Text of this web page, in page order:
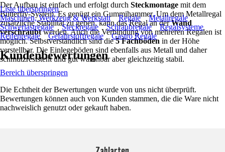
Der Aufbau ist einfach und erfolgt durch Steckmontage mit dem
Butterfly-System. Es genügt ein Gummihammer. Um dem Metallregal
zusätzliche Stabiiltät zu geben, kann das Regal an derWand
verschraubtwerden. Auch die Verbindung von mehreren Regalen ist
möglich. Selbstverständlich sind die5 Fachböden in der Höhe
verstellbar. Die Einlegeböden sind ebenfalls aus Metall und daher
schmutzresistent und gut waschbar aber gleichzeitig stabil.
Liste überspringen
Maschinen, Werkzeug & Werkstatt
Regale
Metallregale
Schwerlastregale
Steckregale Schraubregale
Regalsysteme
Reifenregale
Gefahrstoffregale Gastro Regale
Kundenbewertungen
Bereich überspringen
Die Echtheit der Bewertungen wurde von uns nicht überprüft.
Bewertungen können auch von Kunden stammen, die die Ware nicht
nachweislich genutzt oder gekauft haben.